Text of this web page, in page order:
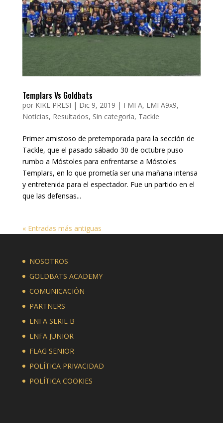
Templars Vs Goldbats
por KIKE PRESI | Dic 9, 2019 | FMFA, LMFA9x9,
Noticias, Resultados, Sin categoría, Tackle
Primer amistoso de pretemporada para la sección de
Tackle, que el pasado sábado 30 de octubre puso
rumbo a Móstoles para enfrentarse a Móstoles
Templars, en lo que prometía ser una mañana intensa
y entretenida para el espectador. Fue un partido en el
que las defensas...
« Entradas más antiguas
NOSOTROS
GOLDBATS ACADEMY
COMUNICACIÓN
PARTNERS
LNFA SERIE B
LNFA JUNIOR
FLAG SENIOR
POLÍTICA PRIVACIDAD
POLÍTICA COOKIES